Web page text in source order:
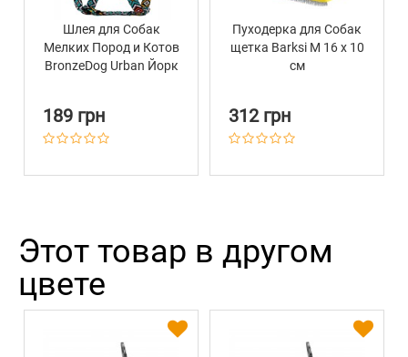
Шлея для Собак
Мелких Пород и Котов
BronzeDog Urban Йорк
189 грн
Пуходерка для Собак
щетка Barksi M 16 х 10
см
312 грн
Этот товар в другом
цвете